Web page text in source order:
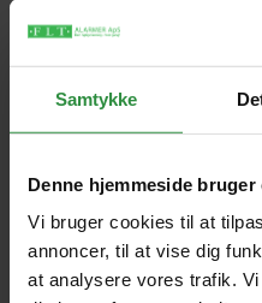
Samtykke
Denne hjemmeside bruger
Vi bruger cookies til at
annoncer, til at vise dig
at analysere vores trafik.
Omskifteren stilles på
klar til brug.
Når der kommer et